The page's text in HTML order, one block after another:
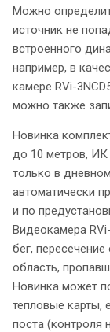
Можно
источник не
встроенного
например, в
камере RVi-
можно также
Новинка
до 10 метров, ИК
только в
автоматически
и по
Видеокамера
бег,
область,
Новинка может
тепловые карты,
поста (контроля